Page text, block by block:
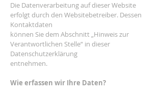
Die Datenverarbeitung auf dieser Website
erfolgt durch den Websitebetreiber. Dessen
Kontaktdaten
können Sie dem Abschnitt „Hinweis zur
Verantwortlichen Stelle“ in dieser
Datenschutzerklärung
entnehmen.
Wie erfassen wir Ihre Daten?